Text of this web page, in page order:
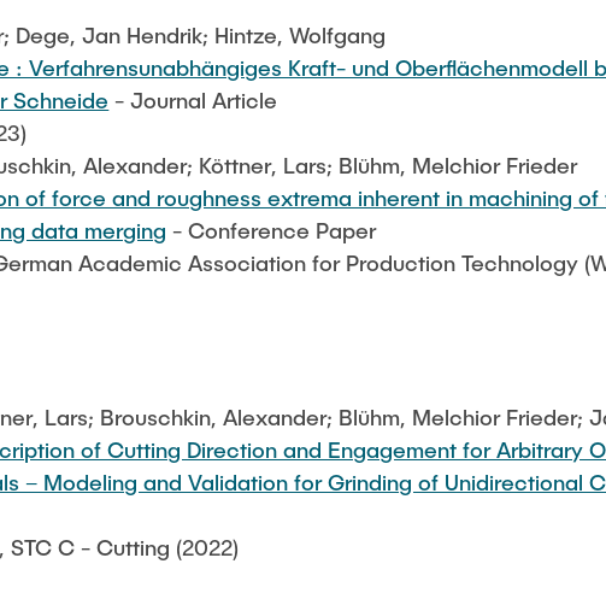
Dege, Jan Hendrik; Hintze, Wolfgang
: Verfahrensunabhängiges Kraft- und Oberflächenmodell
Schneide - Journal Article
Alexander; Köttner, Lars; Blühm, Melchior Frieder
of force and roughness extrema inherent in machining of
data merging - Conference Paper
Academic Association for Production Technology
Lars; Brouschkin, Alexander; Blühm, Melchior Frieder;
of Cutting Direction and Engagement for Arbitrary
– Modeling and Validation for Grinding of Unidirectional
STC C - Cutting (2022)